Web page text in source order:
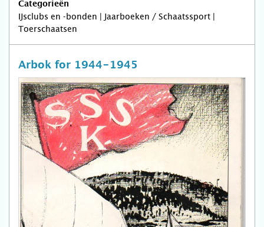
Categorieën
IJsclubs en -bonden | Jaarboeken / Schaatssport |
Toerschaatsen
Arbok for 1944-1945